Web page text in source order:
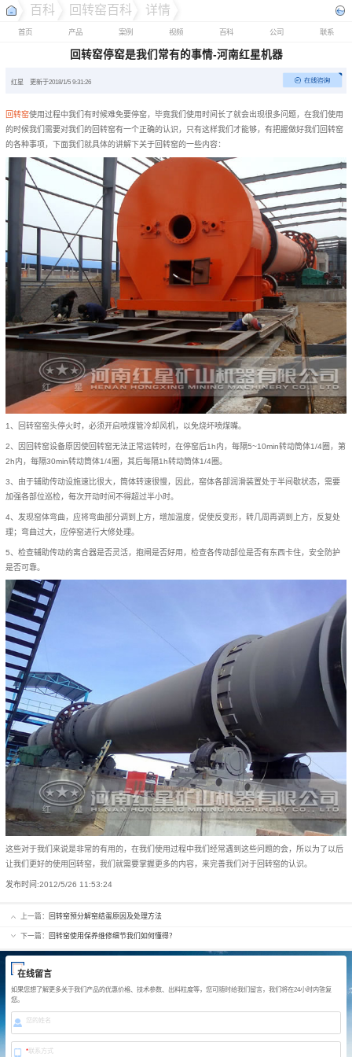
百科 回转窑百科 详情
首页 产品 案例 视频 百科 公司 联系
回转窑停窑是我们常有的事情-河南红星机器
红星 更新于2018/1/5 9:31:26
回转窑使用过程中我们有时候难免要停窑，毕竟我们使用时间长了就会出现很多问题，在我们使用
的时候我们需要对我们的回转窑有一个正确的认识，只有这样我们才能够，有把握做好我们回转窑
的各种事项，下面我们就具体的讲解下关于回转窑的一些内容：
1、回转窑窑头停火时，必须开启喷煤管冷却风机，以免烧坏喷煤嘴。
2、因回转窑设备原因使回转窑无法正常运转时，在停窑后1h内，每隔5~10min转动筒体1/4圈，第
2h内，每隔30min转动筒体1/4圈，其后每隔1h转动筒体1/4圈。
3、由于辅助传动设施速比很大，筒体转速很慢，因此，窑体各部润滑装置处于半间歇状态，需要
加强各部位巡检，每次开动时间不得超过半小时。
4、发现窑体弯曲，应将弯曲部分调到上方，增加温度，促使反变形，转几周再调到上方，反复处
理；弯曲过大，应停窑进行大修处理。
5、检查辅助传动的离合器是否灵活，抱闸是否好用，检查各传动部位是否有东西卡住，安全防护
是否可靠。
这些对于我们来说是非常的有用的，在我们使用过程中我们经常遇到这些问题的会，所以为了以后
让我们更好的使用回转窑，我们就需要掌握更多的内容，来完善我们对于回转窑的认识。
发布时间:2012/5/26 11:53:24
上一篇： 回转窑预分解窑结蛋原因及处理方法
下一篇： 回转窑使用保养维修细节我们如何懂得？
在线留言
如果您想了解更多关于我们产品的优惠价格、技术参数、出料粒度等，您可随时给我们留言，我们将在24小时内答复
您。
您的姓名
*联系方式